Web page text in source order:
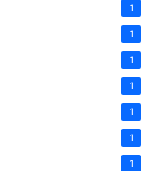
1
1
1
1
1
1
1